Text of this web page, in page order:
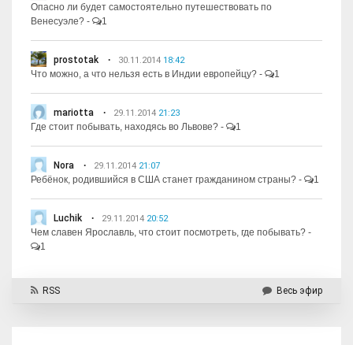
Опасно ли будет самостоятельно путешествовать по
Венесуэле? - 1
prostotak 30.11.2014 18:42
Что можно, а что нельзя есть в Индии европейцу? - 1
mariotta 29.11.2014 21:23
Где стоит побывать, находясь во Львове? - 1
Nora 29.11.2014 21:07
Ребёнок, родившийся в США станет гражданином страны? - 1
Luchik 29.11.2014 20:52
Чем славен Ярославль, что стоит посмотреть, где побывать? -
1
RSS Весь эфир